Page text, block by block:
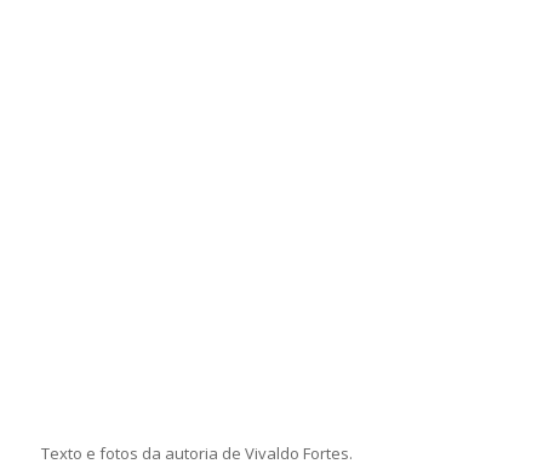
Texto e fotos da autoria de Vivaldo Fortes.